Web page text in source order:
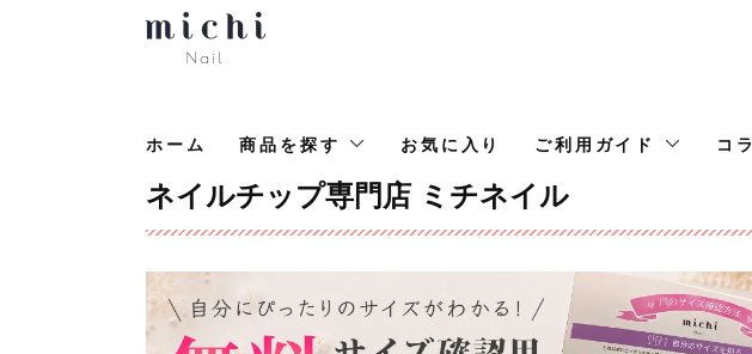
ホーム 商品を探す お気に入り ご利用ガイド コ
ネイルチップ専門店 ミチネイル